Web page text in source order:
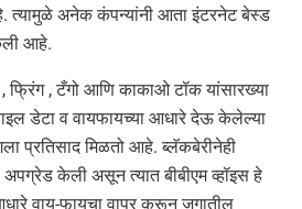
अनेक कंपन्यांनी आता इंटरनेट बेस्ड
आहे.
, फ्रिंग , टँगो आणि काकाओ टॉक यांसारख्या
डेटा व वायफायच्या आधारे देऊ केलेल्या
प्रतिसाद मिळतो आहे. ब्लॅकबेरीनेही
केली असून त्यात बीबीएम व्हॉइस हे
वाय-फायचा वापर करून जगातील